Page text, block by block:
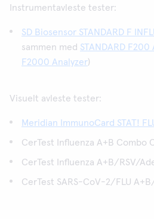
Instrumentavleste tester:
SD Biosensor STANDARD F
sammen med STANDARD
F2000 Analyzer)
Visuelt avleste tester:
Meridian ImmunoCard STAT!
CerTest Influenza A+B Combo
CerTest Influenza A+B/RSV/
CerTest SARS-CoV-2/FLU